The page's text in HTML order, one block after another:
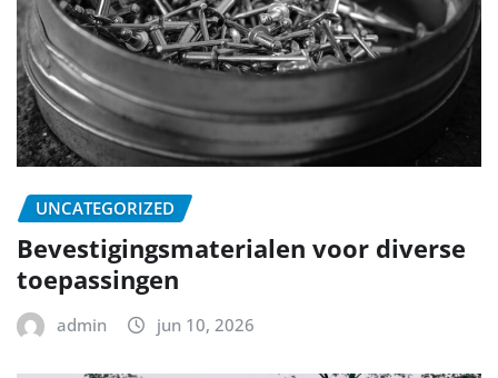
UNCATEGORIZED
Bevestigingsmaterialen voor diverse
toepassingen
admin jun 10, 2026